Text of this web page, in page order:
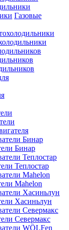
Газовые
Бинар
Теплостар
Mahelon
Хасиньлун
Севермакс